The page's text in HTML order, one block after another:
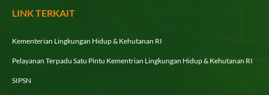
LINK TERKAIT
Kementerian Lingkungan Hidup & Kehutanan RI
Pelayanan Terpadu Satu Pintu Kementrian Lingkungan Hidup & Kehutanan RI
SIPSN